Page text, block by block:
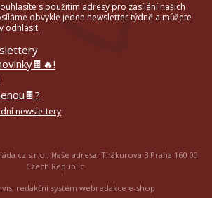
s použitím adresy pro zasílání našich
obvykle jeden newsletter týdně a můžete
odhlásit.
newslettery
s.r.o., Naše adresa: Thákurova 3 Praha 160 00
Czech Republic
, redakční systém webredakce e-shop